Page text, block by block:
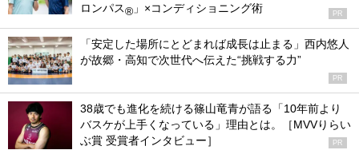
ロンパス® 」×コンディショニング術 PR
「安定した場所にとどまれば成長は止まる」西内悠人
が故郷・高知で次世代へ伝えた“挑戦する力”
PR
38歳でも進化を続ける篠山竜青が語る「10年前より
バスケが上手くなっている」理由とは。［MVVりらい
ぶ賞 受賞者インタビュー］
PR